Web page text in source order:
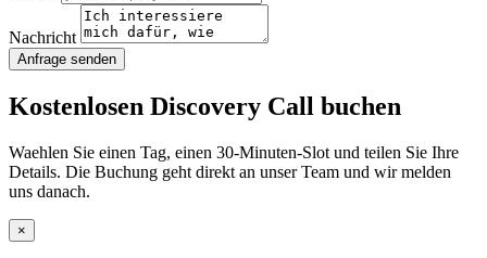
Nachricht
Anfrage senden
Kostenlosen Discovery Call buchen
Waehlen Sie einen Tag, einen 30-Minuten-Slot und teilen Sie Ihre
Details. Die Buchung geht direkt an unser Team und wir melden
uns danach.
×